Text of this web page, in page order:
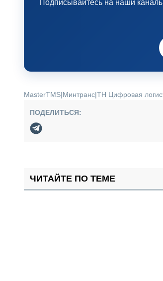
Подписывайтесь на наши
MasterTMS|Минтранс|ТН Цифровая
ПОДЕЛИТЬСЯ:
ЧИТАЙТЕ ПО ТЕМЕ